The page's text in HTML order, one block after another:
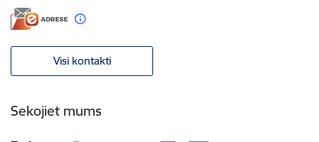
Visi kontakti
Sekojiet mums